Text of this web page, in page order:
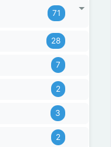
71
28
7
2
3
2